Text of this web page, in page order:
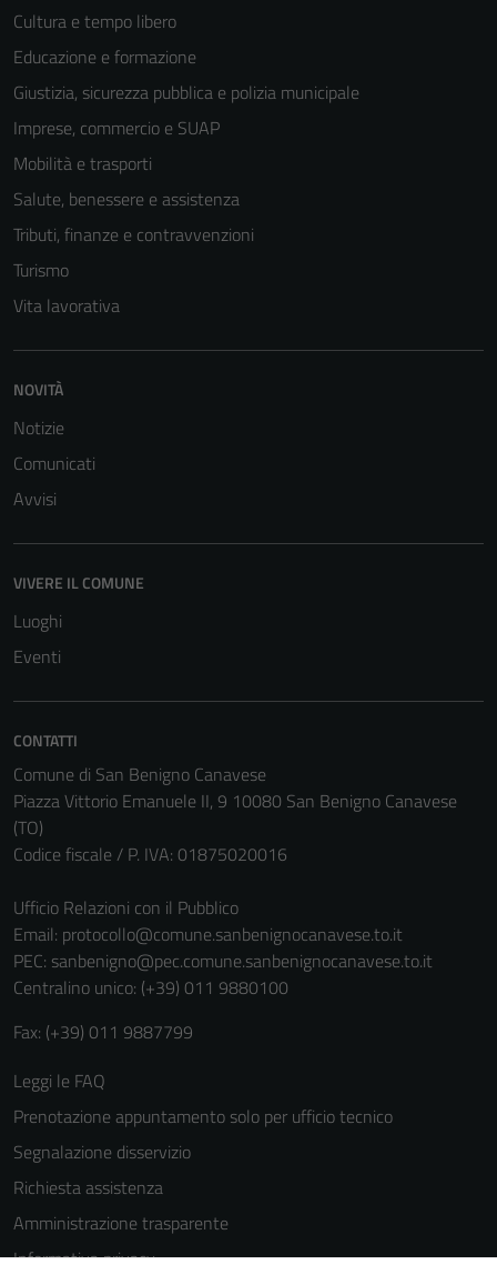
Cultura e tempo libero
Educazione e formazione
Giustizia, sicurezza pubblica e polizia municipale
Imprese, commercio e SUAP
Mobilità e trasporti
Salute, benessere e assistenza
Tributi, finanze e contravvenzioni
Turismo
Vita lavorativa
NOVITÀ
Notizie
Comunicati
Avvisi
VIVERE IL COMUNE
Luoghi
Eventi
CONTATTI
Comune di San Benigno Canavese
Piazza Vittorio Emanuele II, 9 10080 San Benigno Canavese
(TO)
Codice fiscale / P. IVA: 01875020016
Ufficio Relazioni con il Pubblico
Email: protocollo@comune.sanbenignocanavese.to.it
PEC: sanbenigno@pec.comune.sanbenignocanavese.to.it
Centralino unico: (+39) 011 9880100
Fax: (+39) 011 9887799
Leggi le FAQ
Prenotazione appuntamento solo per ufficio tecnico
Segnalazione disservizio
Richiesta assistenza
Amministrazione trasparente
Informativa privacy